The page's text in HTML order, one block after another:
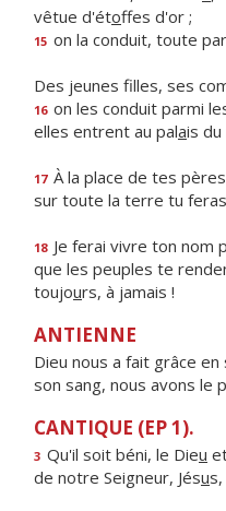
vêtue d'étoffes d'or ;
15 on la conduit, toute par
Des jeunes filles, ses
16 on les conduit parmi
elles entrent au palais du
17 À la place de tes
sur toute la terre tu
18 Je ferai vivre ton nom
que les peuples te
toujours, à jamais !
ANTIENNE
Dieu nous a fait grâce en
son sang, nous avons le
CANTIQUE (EP 1).
3 Qu'il soit béni, le Dieu
de notre Seigneur, Jésus,